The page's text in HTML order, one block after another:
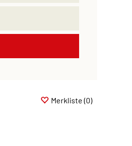
Merkliste (0)